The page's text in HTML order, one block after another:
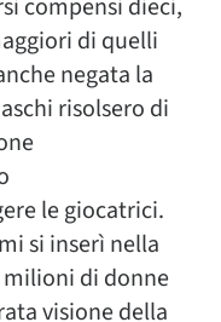
compensi dieci,
di quelli
negata la
risolsero di
le giocatrici.
si inserì nella
milioni di donne
visione della